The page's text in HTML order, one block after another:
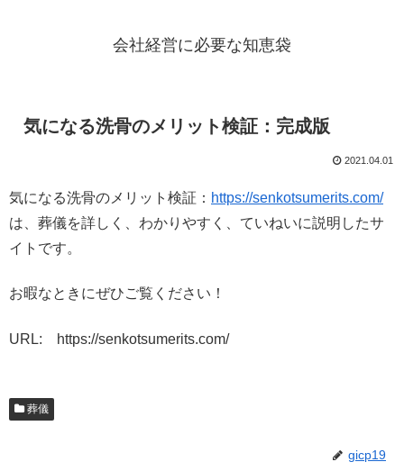
会社経営に必要な知恵袋
気になる洗骨のメリット検証：完成版
2021.04.01
気になる洗骨のメリット検証： https://senkotsumerits.com/
は、葬儀を詳しく、わかりやすく、ていねいに説明したサ
イトです。
お暇なときにぜひご覧ください！
URL: https://senkotsumerits.com/
葬儀
gicp19